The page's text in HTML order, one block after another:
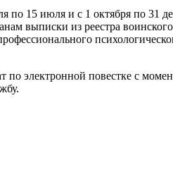
по 15 июля и с 1 октября по 31
выписки из реестра
электронной повестке с